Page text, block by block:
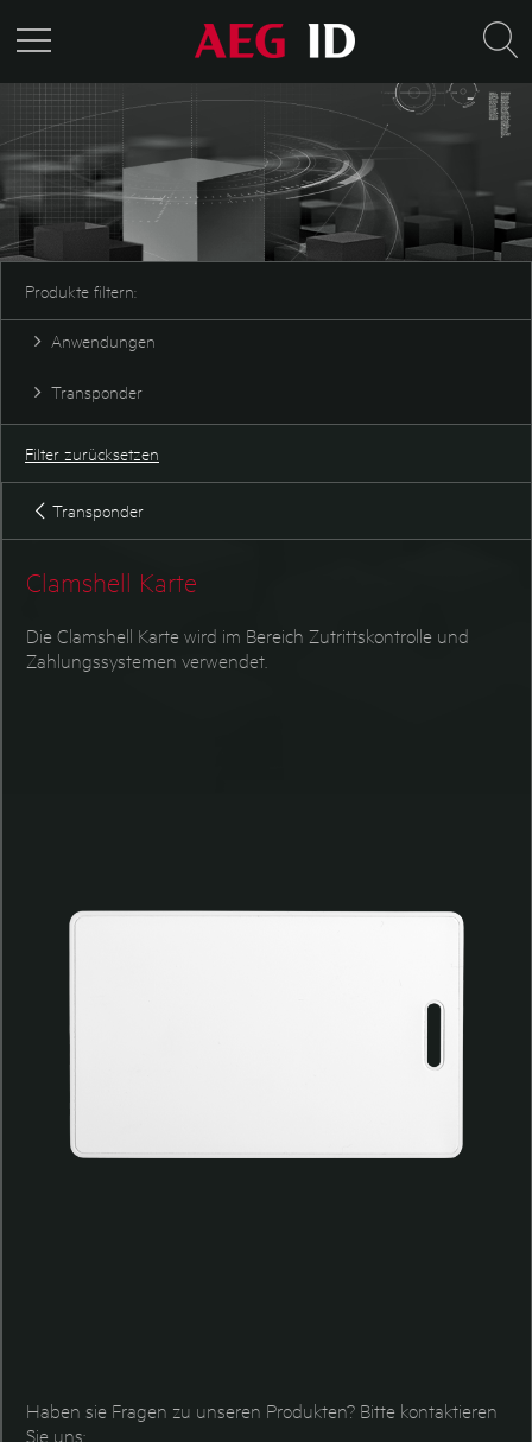
Produkte filtern:
Anwendungen
Tieridentifikation
SEMI
Wartung & Prüftechnik
Transponder
Disktransponder
Glastransponder
Industrietransponder
Keyfob
PET/PVC Transponder
Filter zurücksetzen
Transponder
Clamshell Karte
Die Clamshell Karte wird im Bereich Zutrittskontrolle und
Zahlungssystemen verwendet.
Haben sie Fragen zu unseren Produkten? Bitte kontaktieren
Sie uns: